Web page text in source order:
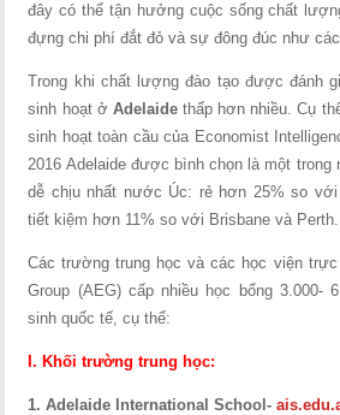
đây có thể tận hưởng cuộc sống chất
đựng chi phí đắt đỏ và sự đông đúc như
Trong khi chất lượng đào tạo được đánh
sinh hoạt ở Adelaidethấp hơn nhiều. Cụ
sinh hoạt toàn cầu của Economist
2016 Adelaide được bình chọn là một
dễ chịu nhất nước Úc: rẻ hơn 25% so với
tiết kiệm hơn 11% so với Brisbane và Perth.
Các trường trung học và các học viện trực
Group (AEG) cấp nhiều học bổng 3.000-
sinh quốc tế, cụ thể:
I. Khối trường trung học:
1. Adelaide International School-